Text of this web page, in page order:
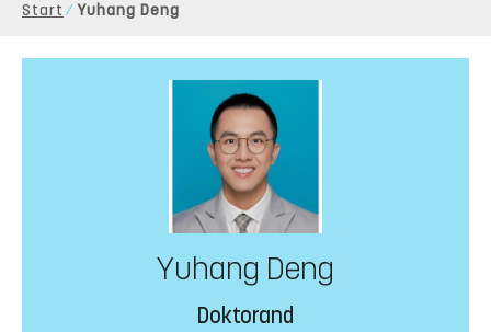
Start Yuhang Deng
Yuhang Deng
Doktorand